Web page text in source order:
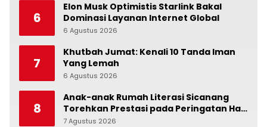
6
Elon Musk Optimistis Starlink Bakal
Dominasi Layanan Internet Global
6 Agustus 2026
7
Khutbah Jumat: Kenali 10 Tanda Iman
Yang Lemah
6 Agustus 2026
8
Anak-anak Rumah Literasi Sicanang
Torehkan Prestasi pada Peringatan Hari
Anak Nasional di Kecamatan Medan
7 Agustus 2026